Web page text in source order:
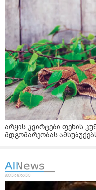
არყის კვირტები ფეხის
მდგომარეობას